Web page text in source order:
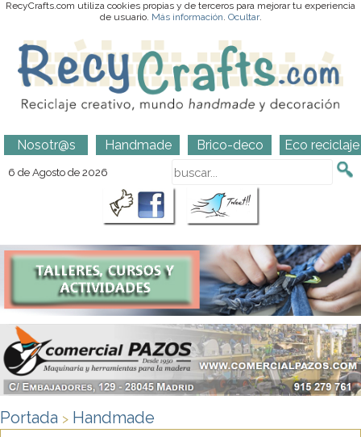
RecyCrafts.com utiliza cookies propias y de terceros para mejorar tu experiencia
de usuario. Más información. Ocultar.
Nosotr@s Handmade Brico-deco Eco reciclaje
6 de Agosto de 2026
Portada > Handmade